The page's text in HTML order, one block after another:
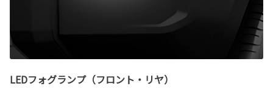
LEDフォグランプ（フロント・リヤ）